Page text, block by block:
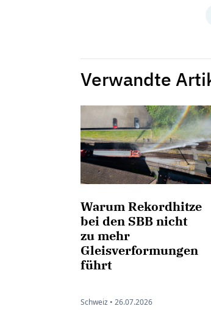
Verwandte
Warum Rekordhitze
bei den SBB nicht
zu mehr
Gleisverformungen
führt
Schweiz • 26.07.2026